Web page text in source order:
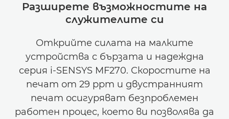
Разширете възможностите на
служителите си
Открийте силата на малките
устройства с бързата и надеждна
серия i-SENSYS MF270. Скоростите на
печат от 29 ppm и двустранният
печат осигуряват безпроблемен
работен процес, което ви позволява да